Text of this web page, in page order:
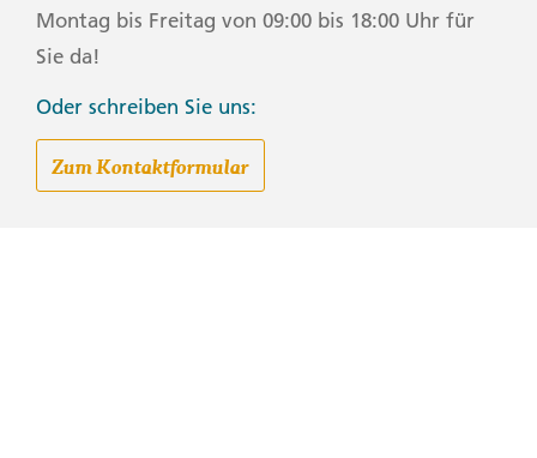
Montag bis Freitag von 09:00 bis 18:00 Uhr für
Sie da!
Oder schreiben Sie uns:
Zum Kontaktformular